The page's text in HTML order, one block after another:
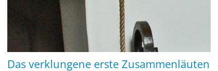
Das verklungene erste Zusammenläuten